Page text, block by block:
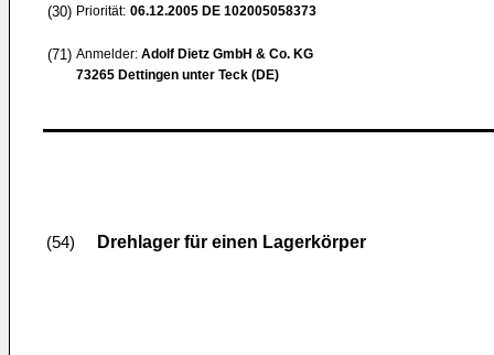
(30) Priorität: 06.12.2005 DE 102005058373
(71) Anmelder: Adolf Dietz GmbH & Co. KG
73265 Dettingen unter Teck (DE)
(54) Drehlager für einen Lagerkörper